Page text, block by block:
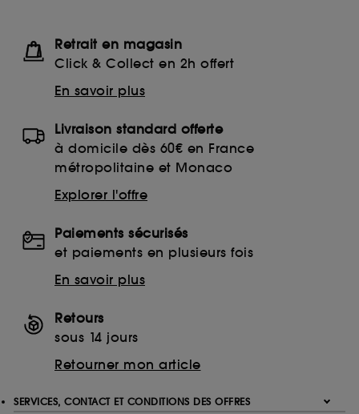
Retrait en magasin
Click & Collect en 2h offert
En savoir plus
Livraison standard offerte
à domicile dès 60€ en France
métropolitaine et Monaco
Explorer l'offre
Paiements sécurisés
et paiements en plusieurs fois
En savoir plus
Retours
sous 14 jours
Retourner mon article
SERVICES, CONTACT ET CONDITIONS DES OFFRES